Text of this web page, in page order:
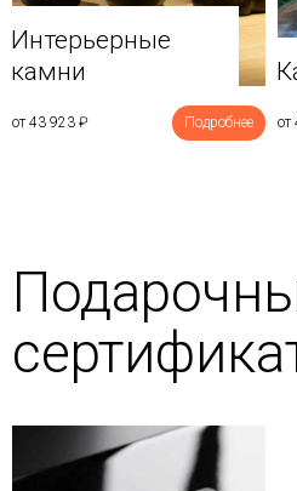
Интерьерные
камни
от 43 923 ₽ Подробнее от